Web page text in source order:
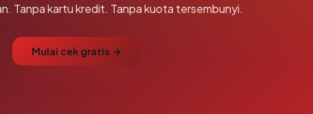
Tanpa kartu kredit. Tanpa kuota tersembunyi.
Mulai cek gratis →